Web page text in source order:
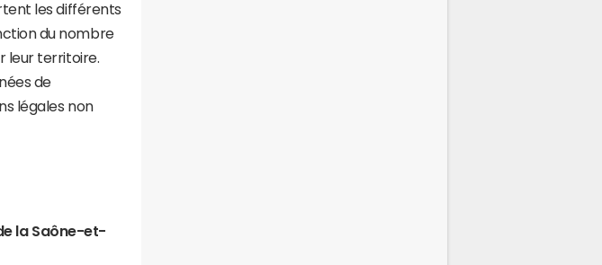
les différents
du nombre
leur territoire.
de
légales non
la Saône-et-